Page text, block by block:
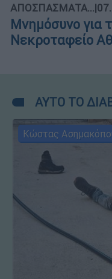
ΑΠΟΣΠΑΣΜΑΤΑ...|
Μνημόσυνο για
Νεκροταφείο
ΑΥΤΟ ΤΟ
Κώστας